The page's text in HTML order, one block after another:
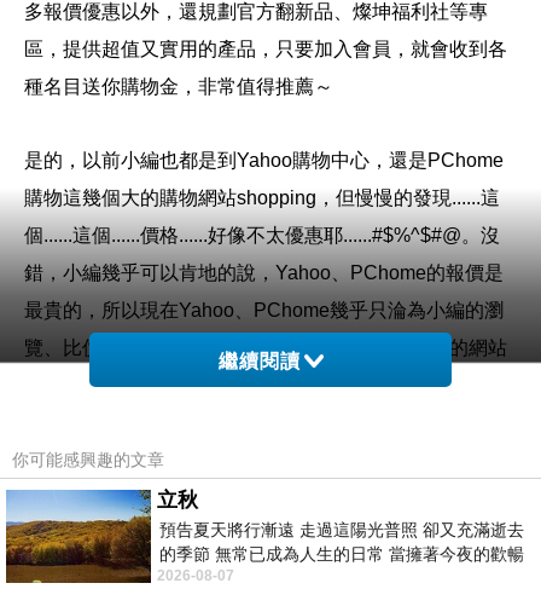
多報價優惠以外，還規劃官方翻新品、燦坤福利社等專
區，提供超值又實用的產品，只要加入會員，就會收到各
種名目送你購物金，非常值得推薦～
是的，以前小編也都是到Yahoo購物中心，還是PChome
購物這幾個大的購物網站shopping，但慢慢的發現......這
個......這個......價格......好像不太優惠耶......#$%^$#@。沒
錯，小編幾乎可以肯地的說，Yahoo、PChome的報價是
最貴的，所以現在Yahoo、PChome幾乎只淪為小編的瀏
覽、比價工具。看到喜歡的東西，小編喜歡到專門的網站
去購買，比如說3C、家電類的東西，建議到燦坤的Kuai3
購買3C商品，除了考量價格以外，售後服務也是很重要
的，燦坤擁有全台密集的實體門市，讓你不用擔心後續的
維修問題，不然縱使價格再便宜，日後求助無門，也是十
繼續閱讀
你可能感興趣的文章
立秋
預告夏天將行漸遠 走過這陽光普照 卻又充滿逝去
的季節 無常已成為人生的日常 當擁著今夜的歡暢
舒心 轉眼驟成昨日 而明晨 太陽
2026-08-07